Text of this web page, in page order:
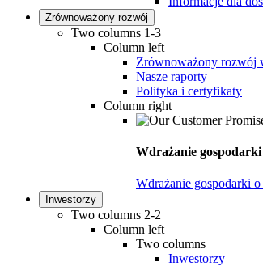
Zrównoważony rozwój
Two columns 1-3
Column left
Zrównoważony rozwój
Nasze raporty
Polityka i certyfikaty
Column right
Wdrażanie gospodarki
Wdrażanie gospodarki
Inwestorzy
Two columns 2-2
Column left
Two columns
Inwestorzy